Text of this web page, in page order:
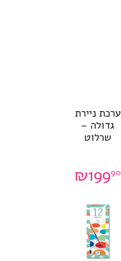
ערכת ניירת
גדולה –
שרלוט
₪19990